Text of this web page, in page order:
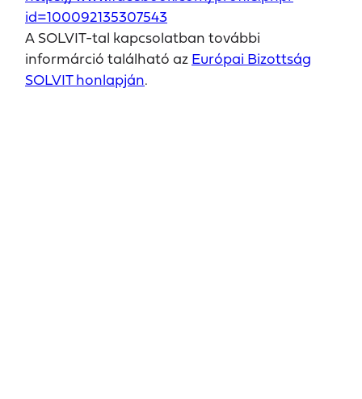
id=100092135307543
A SOLVIT-tal kapcsolatban további
informárció található azEurópai Bizottság
SOLVIT honlapján.